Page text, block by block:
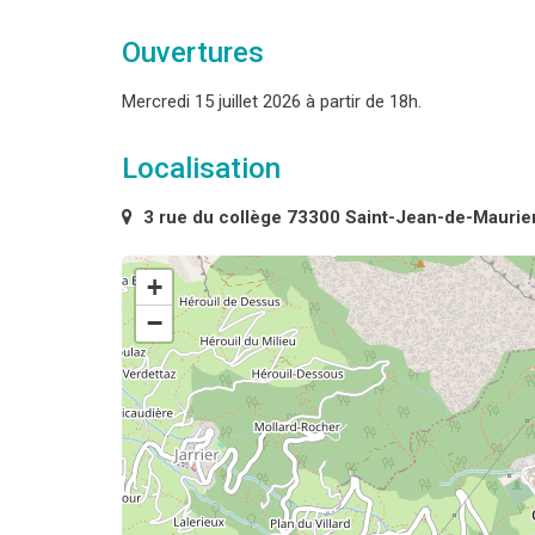
Ouvertures
Mercredi 15 juillet 2026 à partir de 18h.
Localisation
3 rue du collège 73300 Saint-Jean-de-
+
−